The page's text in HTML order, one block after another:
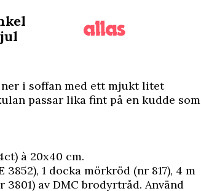
i soffan med ett mjukt litet
passar lika fint på en kudde som
à 20x40 cm.
1 docka mörkröd (nr 817), 4 m
av DMC brodyrtråd. Använd